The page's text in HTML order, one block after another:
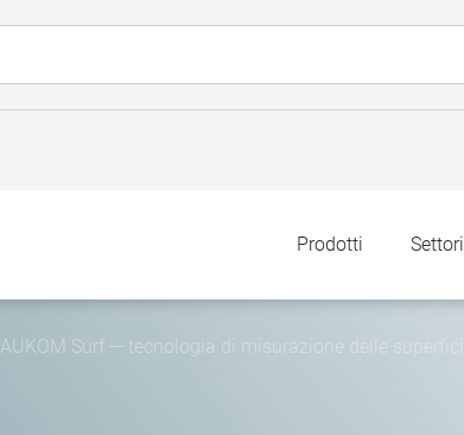
Prodotti Settori
AUKOM Surf — tecnologia di misurazione delle superfici